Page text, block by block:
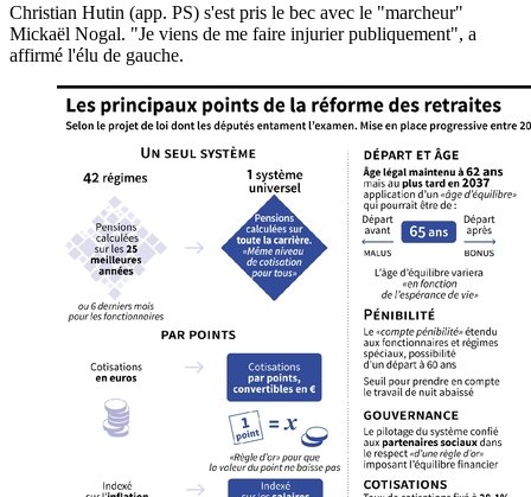
Christian Hutin (app. PS) s'est pris le bec avec le "marcheur"
Mickaël Nogal. "Je viens de me faire injurier publiquement", a
affirmé l'élu de gauche.